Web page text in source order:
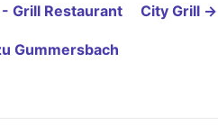
Grill Restaurant City Grill →
Gummersbach